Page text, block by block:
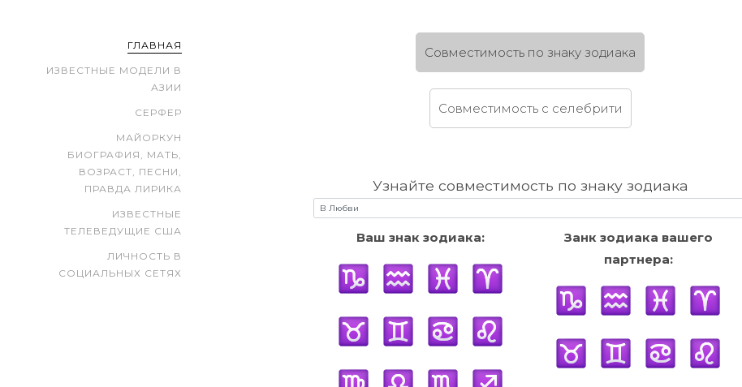
ГЛАВНАЯ
ИЗВЕСТНЫЕ МОДЕЛИ В
АЗИИ
СЕРФЕР
МАЙОРКУН
БИОГРАФИЯ, МАТЬ,
ВОЗРАСТ, ПЕСНИ,
ПРАВДА ЛИРИКА
ИЗВЕСТНЫЕ
ТЕЛЕВЕДУЩИЕ США
ЛИЧНОСТЬ В
СОЦИАЛЬНЫХ СЕТЯХ
Cовместимость по знаку зодиака
Cовместимость c селебрити
Узнайте совместимость по знаку зодиака
Ваш знак зодиака:
Занк зодиака вашего
партнера: